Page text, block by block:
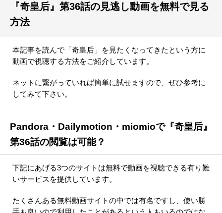
『奇皇后』第36話の見逃し動画を無料で見る
方法
本記事を読んで「奇皇后」を見たくなってきたという方に
動画で視聴する方法をご紹介しています。
ネットに繋がっていれば簡単に試せますので、ぜひ参考に
してみて下さい。
Pandora・Dailymotion・miomioで『奇皇后』
第36話の閲覧は可能？
下記にあげる3つのサイトは無料で動画を視聴できる有り難
いサービスを提供しています。
たくさんある無料動画サイトの中では有名ですし、使い勝